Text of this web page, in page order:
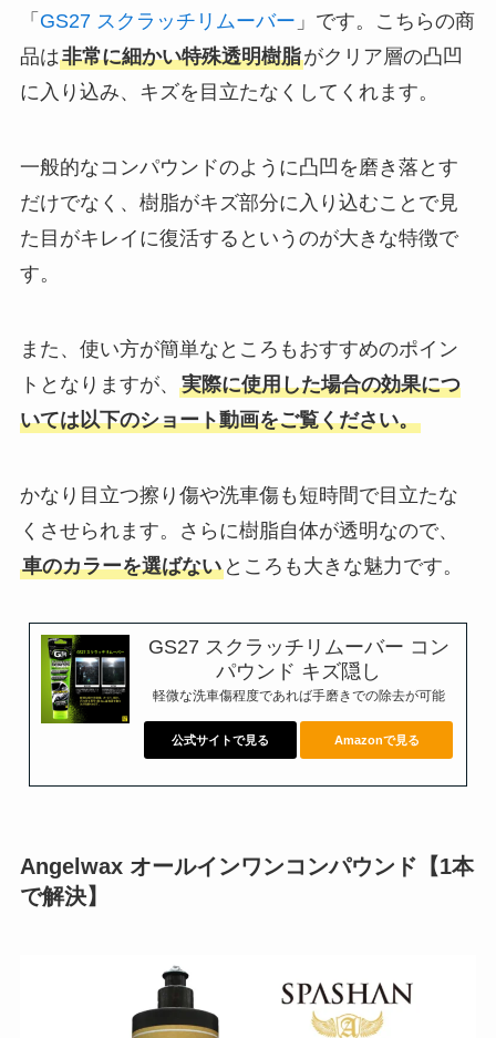
「 GS27 スクラッチリムーバー 」です。こちらの商
品は非常に細かい特殊透明樹脂がクリア層の凸凹
に入り込み、キズを目立たなくしてくれます。
一般的なコンパウンドのように凸凹を磨き落とす
だけでなく、樹脂がキズ部分に入り込むことで見
た目がキレイに復活するというのが大きな特徴で
す。
また、使い方が簡単なところもおすすめのポイン
トとなりますが、 実際に使用した場合の効果につ
いては以下のショート動画をご覧ください。
かなり目立つ擦り傷や洗車傷も短時間で目立たな
くさせられます。さらに樹脂自体が透明なので、
車のカラーを選ばないところも大きな魅力です。
GS27 スクラッチリムーバー コン
パウンド キズ隠し
軽微な洗車傷程度であれば手磨きでの除去が可能
公式サイトで見る Amazonで見る
Angelwax オールインワンコンパウンド【1本
で解決】